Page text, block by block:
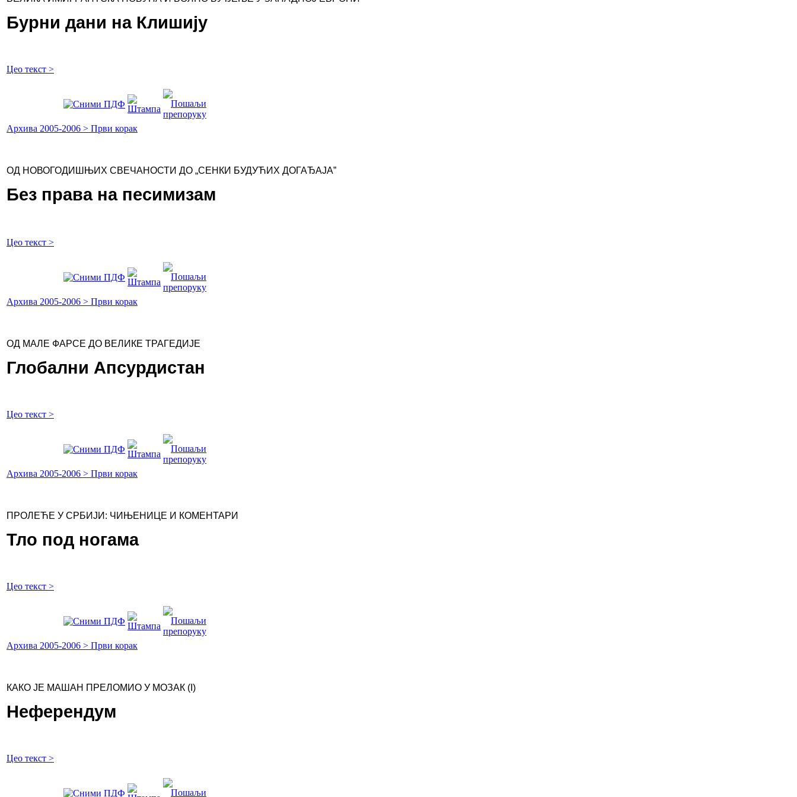
Бурни дани на Клишију
Цео текст >
Архива 2005-2006 > Први корак
ОД НОВОГОДИШЊИХ СВЕЧАНОСТИ ДО „СЕНКИ БУДУЋИХ ДОГАЂАЈА”
Без права на песимизам
Цео текст >
Архива 2005-2006 > Први корак
ОД МАЛЕ ФАРСЕ ДО ВЕЛИКЕ ТРАГЕДИЈЕ
Глобални Апсурдистан
Цео текст >
Архива 2005-2006 > Први корак
ПРОЛЕЋЕ У СРБИЈИ: ЧИЊЕНИЦЕ И КОМЕНТАРИ
Тло под ногама
Цео текст >
Архива 2005-2006 > Први корак
КАКО ЈЕ МАШАН ПРЕЛОМИО У МОЗАК (I)
Неферендум
Цео текст >